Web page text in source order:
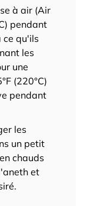
à air (Air
pendant
ce qu'ils
les
une
(220°C)
pendant
les
un petit
chauds
et